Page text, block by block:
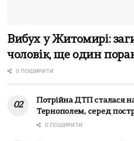
Вибух у Житомирі:
чоловік, ще один
0 ПОШИРИТИ
Потрійна ДТП сталася
Тернополем, серед
0 ПОШИРИТИ